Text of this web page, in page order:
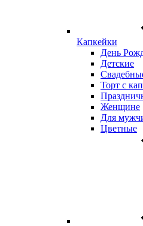
Капкейки
День
Детские
Торт с
Женщине
Для
Цветные